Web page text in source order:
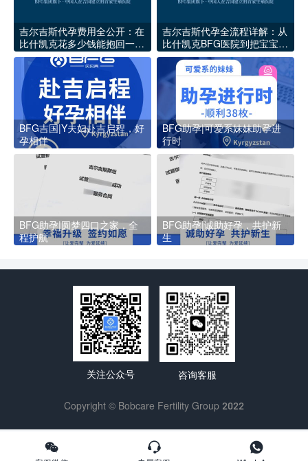
吉尔吉斯代孕费用全公开：在
比什凯克花多少钱能抱回一个
健康宝宝？
吉尔吉斯代孕全流程详解：从
比什凯克BFG医院到把宝宝抱
回家
BFG吉国|Y夫妇赴吉启程，好
孕相伴
BFG助孕|可爱系妹妹助孕进
行时
BFG助孕|圆梦四口之家，全
程护航
BFG助孕|诚助好孕，共护新
生
  
关注公众号 咨询客服
Copyright © Bobcare Fertility Group 2022